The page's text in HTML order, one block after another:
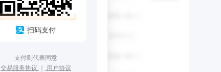
扫码支付
支付则代表同意
交易服务协议 ｜ 用户协议